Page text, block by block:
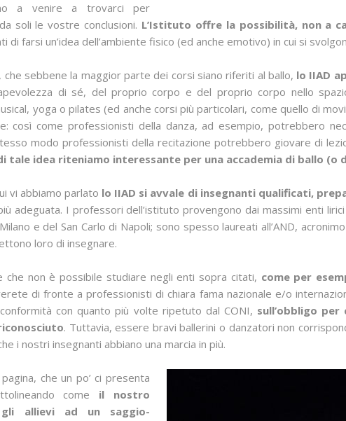
a venire a trovarci per
soli le vostre conclusioni. L’Istituto offre la possibilità, non a
farsi un’idea dell’ambiente fisico (ed anche emotivo) in cui si
che sebbene la maggior parte dei corsi siano riferiti al ballo, lo IIAD
di sé, del proprio corpo e del proprio corpo nello
yoga o pilates (ed anche corsi più particolari, come quello di
così come professionisti della danza, ad esempio, potrebbero
modo professionisti della recitazione potrebbero giovare di
tale idea riteniamo interessante per una accademia di ballo
vi abbiamo parlato lo IIAD si avvale di insegnanti qualificati,
adeguata. I professori dell’istituto provengono dai massimi enti
e del San Carlo di Napoli; sono spesso laureati all’AND,
loro di insegnare.
che non è possibile studiare negli enti sopra citati, come per
di fronte a professionisti di chiara fama nazionale e/o
conformità con quanto più volte ripetuto dal CONI, sull’obbligo
. Tuttavia, essere bravi ballerini o danzatori non
i nostri insegnanti abbiano una marcia in più.
che un po’ ci presenta
come il nostro
allievi ad un saggio-